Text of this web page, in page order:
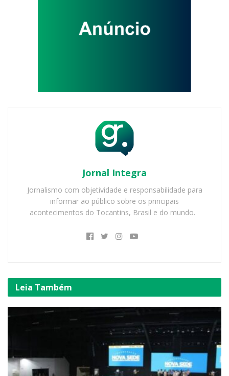
Jornal Integra
Jornalismo com objetividade e responsabilidade para
informar ao público sobre os principais
acontecimentos do Tocantins, Brasil e do mundo.
Leia Também